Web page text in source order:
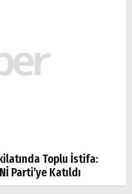
Toplu İstifa:
Parti’ye Katıldı